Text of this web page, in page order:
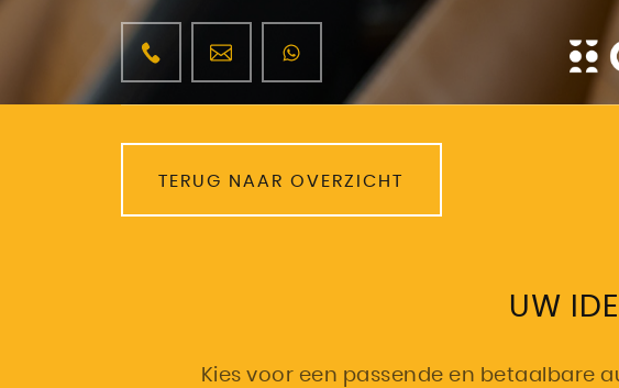
TERUG NAAR OVERZICHT
UW
Kies voor een passende en betaalbare